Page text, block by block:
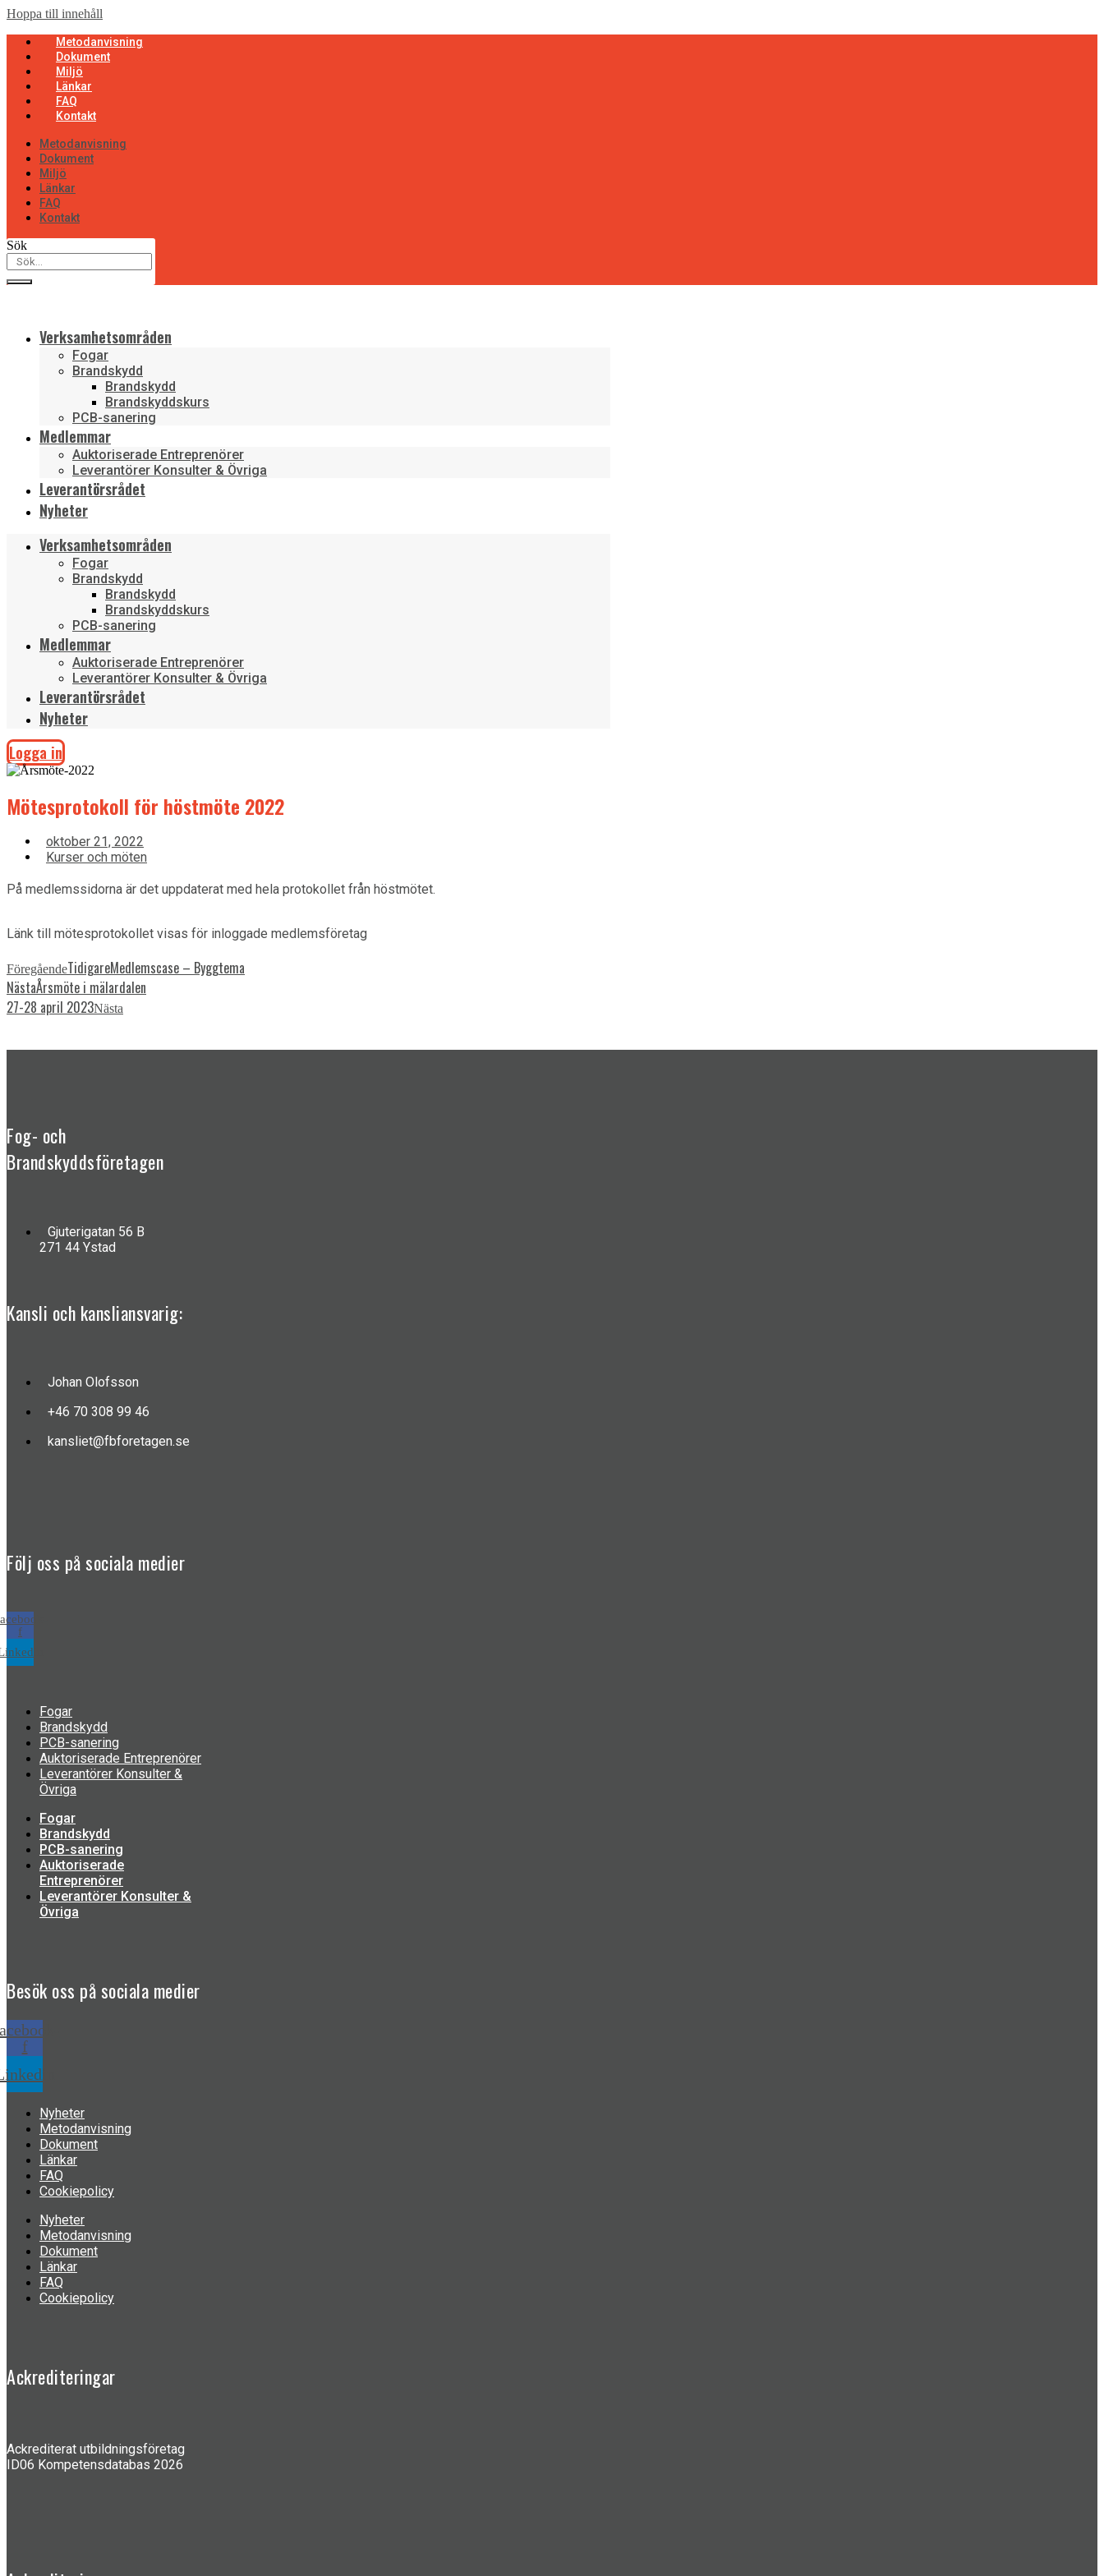
Hoppa till innehåll
Metodanvisning
Dokument
Miljö
Länkar
FAQ
Kontakt
Metodanvisning
Dokument
Miljö
Länkar
FAQ
Kontakt
Sök
Verksamhetsområden
Fogar
Brandskydd
Brandskydd
Brandskyddskurs
PCB-sanering
Medlemmar
Auktoriserade Entreprenörer
Leverantörer Konsulter & Övriga
Leverantörsrådet
Nyheter
Verksamhetsområden
Fogar
Brandskydd
Brandskydd
Brandskyddskurs
PCB-sanering
Medlemmar
Auktoriserade Entreprenörer
Leverantörer Konsulter & Övriga
Leverantörsrådet
Nyheter
Logga in
Mötesprotokoll för höstmöte 2022
oktober 21, 2022
Kurser och möten
På medlemssidorna är det uppdaterat med hela protokollet från höstmötet.
Länk till mötesprotokollet visas för inloggade medlemsföretag
FöregåendeTidigareMedlemscase – Byggtema
NästaÅrsmöte i mälardalen
27-28 april 2023Nästa
Fog- och
Brandskyddsföretagen
Gjuterigatan 56 B
271 44 Ystad
Kansli och kansliansvarig:
Johan Olofsson
+46 70 308 99 46
kansliet@fbforetagen.se
Följ oss på sociala medier
f
Fogar
Brandskydd
PCB-sanering
Auktoriserade Entreprenörer
Leverantörer Konsulter &
Övriga
Fogar
Brandskydd
PCB-sanering
Auktoriserade
Entreprenörer
Leverantörer Konsulter &
Övriga
Besök oss påsociala medier
f
Nyheter
Metodanvisning
Dokument
Länkar
FAQ
Cookiepolicy
Nyheter
Metodanvisning
Dokument
Länkar
FAQ
Cookiepolicy
Ackrediteringar
Ackrediterat utbildningsföretag
ID06 Kompetensdatabas 2026